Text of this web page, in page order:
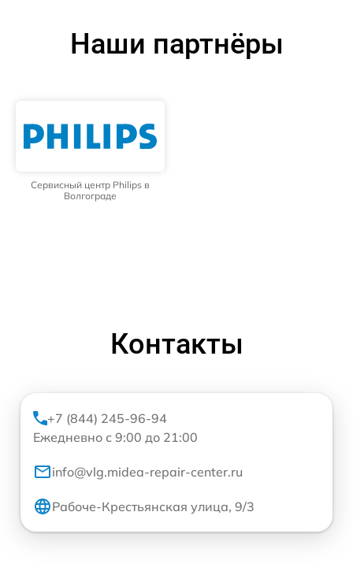
Наши партнёры
Сервисный центр Philips в
Волгограде
Контакты
+7 (844) 245-96-94
Ежедневно с 9:00 до 21:00
info@vlg.midea-repair-center.ru
Рабоче-Крестьянская улица, 9/3